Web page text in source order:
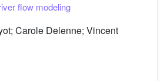
flow modeling
Carole Delenne; Vincent